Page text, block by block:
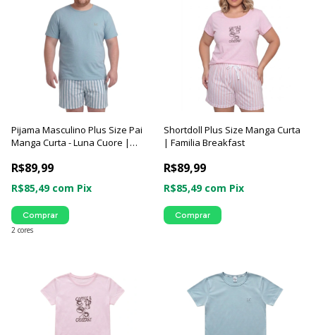
Pijama Masculino Plus Size Pai
Manga Curta - Luna Cuore |
R$89,99
R$85,49 com Pix
2 cores
Comprar
Shortdoll Plus Size Manga Curta
| Familia Breakfast
R$89,99
R$85,49 com Pix
Comprar